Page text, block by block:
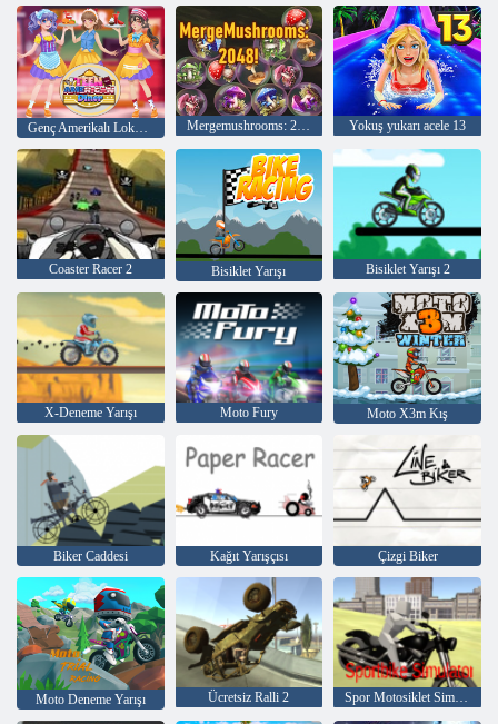
Mergemushrooms: 2048! Yokuş yukarı acele 13
Coaster Racer 2 Bisiklet Yarışı Bisiklet Yarışı 2
X-Deneme Yarışı Moto Fury Moto X3m Kış
Biker Caddesi Kağıt Yarışçısı Çizgi Biker
Moto Deneme Yarışı Ücretsiz Ralli 2 Spor Motosiklet Simülatörü